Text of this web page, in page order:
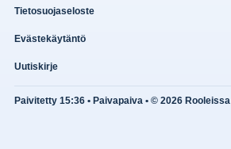
Tietosuojaseloste
Evästekäytäntö
Uutiskirje
Paivitetty 15:36 • Paivapaiva • © 2026 Rooleissa